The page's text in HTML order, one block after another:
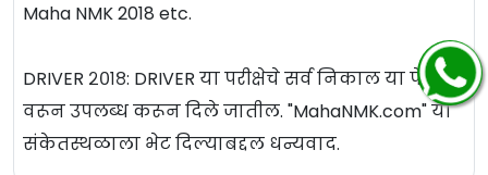
Maha NMK 2018 etc.
DRIVER २०१८: DRIVER या परीक्षेचे सर्व निकाल या पेज
वरून उपलब्ध करून दिले जातील. "MahaNMK.com" या
संकेतस्थळाला भेट दिल्याबद्दल धन्यवाद.